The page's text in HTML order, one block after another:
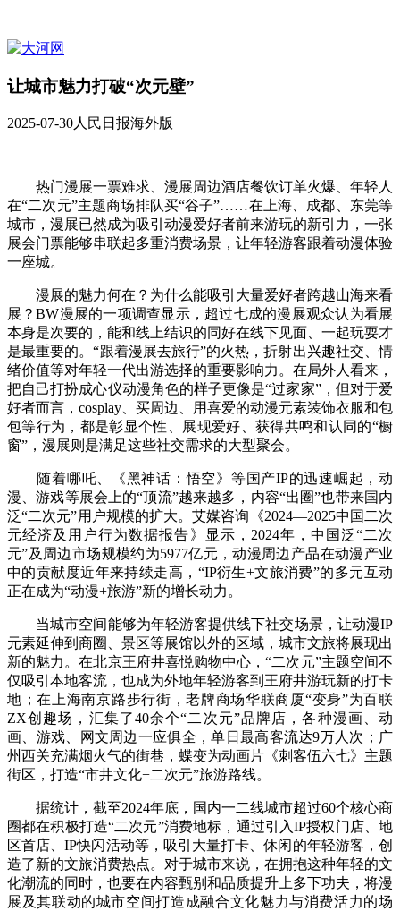
让城市魅力打破“次元壁”
2025-07-30人民日报海外版
热门漫展一票难求、漫展周边酒店餐饮订单火爆、年轻人
在“二次元”主题商场排队买“谷子”……在上海、成都、东莞等
城市，漫展已然成为吸引动漫爱好者前来游玩的新引力，一张
展会门票能够串联起多重消费场景，让年轻游客跟着动漫体验
一座城。
漫展的魅力何在？为什么能吸引大量爱好者跨越山海来看
展？BW漫展的一项调查显示，超过七成的漫展观众认为看展
本身是次要的，能和线上结识的同好在线下见面、一起玩耍才
是最重要的。“跟着漫展去旅行”的火热，折射出兴趣社交、情
绪价值等对年轻一代出游选择的重要影响力。在局外人看来，
把自己打扮成心仪动漫角色的样子更像是“过家家”，但对于爱
好者而言，cosplay、买周边、用喜爱的动漫元素装饰衣服和包
包等行为，都是彰显个性、展现爱好、获得共鸣和认同的“橱
窗”，漫展则是满足这些社交需求的大型聚会。
随着哪吒、《黑神话：悟空》等国产IP的迅速崛起，动
漫、游戏等展会上的“顶流”越来越多，内容“出圈”也带来国内
泛“二次元”用户规模的扩大。艾媒咨询《2024—2025中国二次
元经济及用户行为数据报告》显示，2024年，中国泛“二次
元”及周边市场规模约为5977亿元，动漫周边产品在动漫产业
中的贡献度近年来持续走高，“IP衍生+文旅消费”的多元互动
正在成为“动漫+旅游”新的增长动力。
当城市空间能够为年轻游客提供线下社交场景，让动漫IP
元素延伸到商圈、景区等展馆以外的区域，城市文旅将展现出
新的魅力。在北京王府井喜悦购物中心，“二次元”主题空间不
仅吸引本地客流，也成为外地年轻游客到王府井游玩新的打卡
地；在上海南京路步行街，老牌商场华联商厦“变身”为百联
ZX创趣场，汇集了40余个“二次元”品牌店，各种漫画、动
画、游戏、网文周边一应俱全，单日最高客流达9万人次；广
州西关充满烟火气的街巷，蝶变为动画片《刺客伍六七》主题
街区，打造“市井文化+二次元”旅游路线。
据统计，截至2024年底，国内一二线城市超过60个核心商
圈都在积极打造“二次元”消费地标，通过引入IP授权门店、地
区首店、IP快闪活动等，吸引大量打卡、休闲的年轻游客，创
造了新的文旅消费热点。对于城市来说，在拥抱这种年轻的文
化潮流的同时，也要在内容甄别和品质提升上多下功夫，将漫
展及其联动的城市空间打造成融合文化魅力与消费活力的场